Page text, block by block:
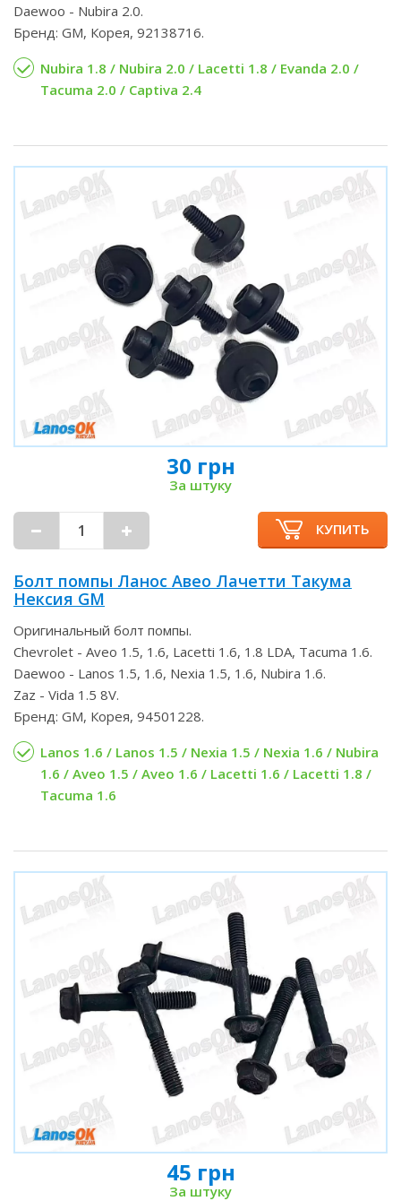
Daewoo - Nubira 2.0.
Бренд: GM, Корея, 92138716.
Nubira 1.8 / Nubira 2.0 / Lacetti 1.8 / Evanda 2.0 /
Tacuma 2.0 / Captiva 2.4
30 грн
За штуку
КУПИТЬ
Болт помпы Ланос Авео Лачетти Такума
Нексия GM
Оригинальный болт помпы.
Chevrolet - Aveo 1.5, 1.6, Lacetti 1.6, 1.8 LDA, Tacuma 1.6.
Daewoo - Lanos 1.5, 1.6, Nexia 1.5, 1.6, Nubira 1.6.
Zaz - Vida 1.5 8V.
Бренд: GM, Корея, 94501228.
Lanos 1.6 / Lanos 1.5 / Nexia 1.5 / Nexia 1.6 / Nubira
1.6 / Aveo 1.5 / Aveo 1.6 / Lacetti 1.6 / Lacetti 1.8 /
Tacuma 1.6
45 грн
За штуку